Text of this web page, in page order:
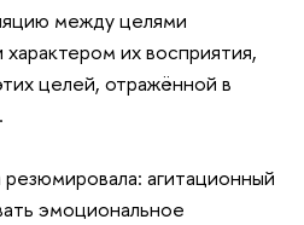
между целями
их восприятия,
целей, отражённой в
агитационный
эмоциональное